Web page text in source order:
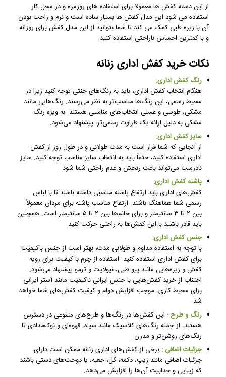
از این دسته کفش ها معمولا برای استفاده های روزمره و در محل کار
استفاده می شود.این مدل کفش ها بسیار ساده است و نرم و راحت بودن
آن با زیره طبی کمک می کند تا شما بتوانید از این مدل کفش برای روزانه
و با کمترین احساس ناراحتی استفاده کنید.
نکات خرید کفش اداری زنانه
رنگ کفش اداری:
هنگام انتخاب کفش اداری، باید به رنگ‌های خنثی توجه کنید زیرا در
محیط رسمی، این رنگ‌ها مناسب‌تر به نظر می‌رسند. رنگ‌هایی مانند
مشکی، طوسی و عسلی انتخاب‌های مناسبی هستند. به ویژه رنگ
مشکی به دلیل ارائه یک طراوت رسمی‌تر، پیشنهاد می‌شود.
سایز کفش اداری:
از آنجایی که شما قرار است به مدت طولانی و در طول روز از کفش
اداری استفاده کنید، حتماً باید به انتخاب سایز مناسب توجه کنید. سایز
نادرست می‌تواند باعث رنجش و عدم راحتی شما شود.
پاشنه کفش اداری:
کفش‌های اداری باید ارتفاع پاشنه مناسبی داشته باشند تا با لباس
رسمی شما هماهنگ باشند. ارتفاع مناسب پاشنه برای مردان معمولاً
بین ۲ تا ۳ سانتیمتر و برای خانم‌ها بین ۲ تا ۵ سانتیمتر است. همچنین
باید قادر باشید با این کفش‌ها به راحتی حرکت کنید.
جنس کفش اداری:
با توجه به استفاده مداوم و طولانی مدت، بهتر است از جنس باکیفیت
برای کفش اداری استفاده کنید. استفاده از چرم با کیفیت برای رویه
کفش و زیره‌هایی مانند پیو طبی، نیولایت و ترمو پیشنهاد می‌شود.
اجتناب از خرید کفش‌هایی با جنس ایرانی ناکیفیت مانند آستر ایرانی
برای محیط کاری، موجب افزایش دوام و کیفیت کفش‌های شما خواهد
شد.
رنگ و طرح : این کفش‌ها در رنگ‌ها و طرح‌های متنوعی در دسترس
هستند، از جمله رنگ‌های کلاسیک مانند سیاه، قهوه‌ای و نوک‌مدادی تا
رنگ‌های روشن‌تر و مدرن.
جزئیات اضافی : برخی از کفش‌های اداری زنانه ممکن است دارای
جزئیات اضافی مانند زیپ، دکمه، گل، جعبه، یا دوخت‌های دستی باشند
که زیبایی و جذابیت آن‌ها را افزایش می‌دهد.